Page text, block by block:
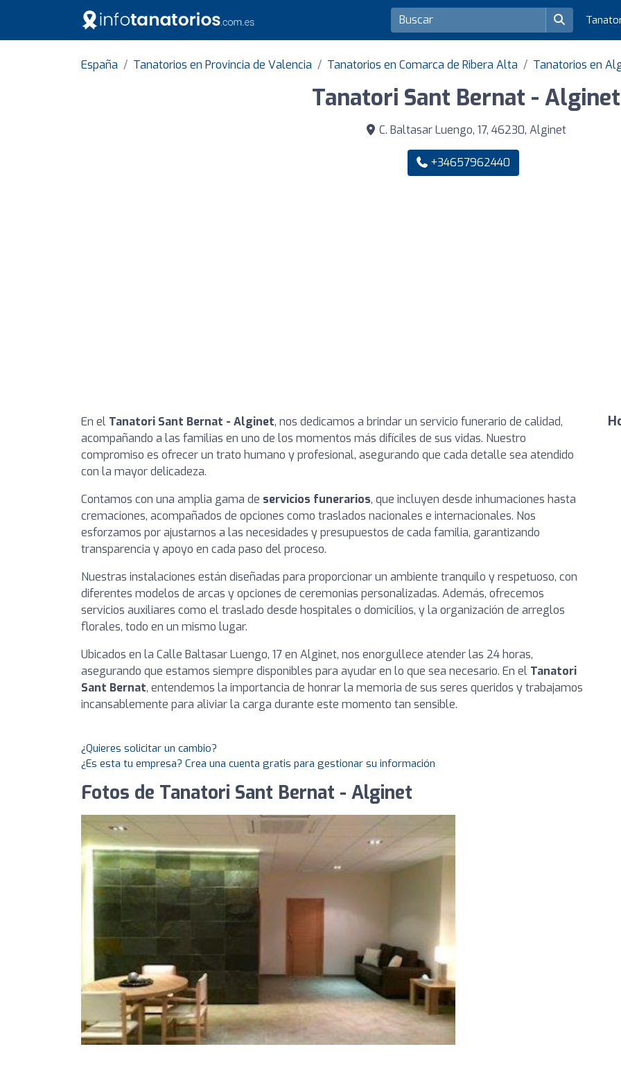
España Tanatorios en Provincia de Valencia Tanatorios en Comarca de Ribera Alta Tanatorios en
Tanatori Sant Bernat - Alginet
C. Baltasar Luengo, 17, 46230, Alginet
+34657962440
En el Tanatori Sant Bernat - Alginet, nos dedicamos a brindar un servicio funerario de calidad,
acompañando a las familias en uno de los momentos más difíciles de sus vidas. Nuestro
compromiso es ofrecer un trato humano y profesional, asegurando que cada detalle sea atendido
con la mayor delicadeza.
Contamos con una amplia gama de servicios funerarios, que incluyen desde inhumaciones hasta
cremaciones, acompañados de opciones como traslados nacionales e internacionales. Nos
esforzamos por ajustarnos a las necesidades y presupuestos de cada familia, garantizando
transparencia y apoyo en cada paso del proceso.
Nuestras instalaciones están diseñadas para proporcionar un ambiente tranquilo y respetuoso, con
diferentes modelos de arcas y opciones de ceremonias personalizadas. Además, ofrecemos
servicios auxiliares como el traslado desde hospitales o domicilios, y la organización de arreglos
florales, todo en un mismo lugar.
Ubicados en la Calle Baltasar Luengo, 17 en Alginet, nos enorgullece atender las 24 horas,
asegurando que estamos siempre disponibles para ayudar en lo que sea necesario. En el Tanatori
Sant Bernat, entendemos la importancia de honrar la memoria de sus seres queridos y trabajamos
incansablemente para aliviar la carga durante este momento tan sensible.
¿Quieres solicitar un cambio?
¿Es esta tu empresa? Crea una cuenta gratis para gestionar su información
Fotos de Tanatori Sant Bernat - Alginet